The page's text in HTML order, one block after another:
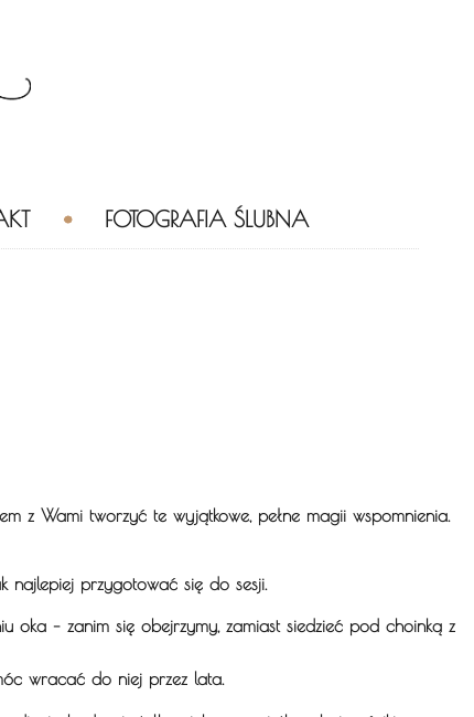
FOTOGRAFIA ŚLUBNA
z Wami tworzyć te wyjątkowe, pełne magii wspomnienia.
najlepiej przygotować się do sesji.
oka – zanim się obejrzymy, zamiast siedzieć pod choinką z
wracać do niej przez lata.